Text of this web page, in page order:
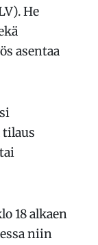
He
asentaa
tilaus
18 alkaen
niin